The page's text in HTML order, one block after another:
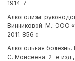
1914-7
Алкоголизм:
Винниковой. М.: ООО
2011. 856 с
Алкогольная
С. Моисеева. 2- е